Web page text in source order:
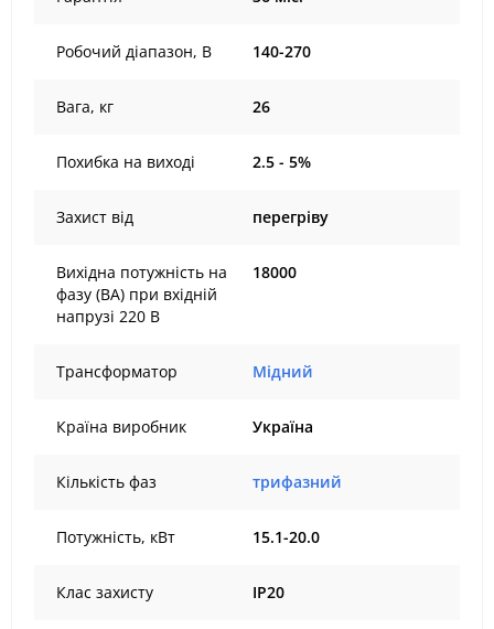
Робочий діапазон, В 140-270
Вага, кг 26
Похибка на виході 2.5 - 5%
Захист від перегріву
Вихідна потужність на
фазу (ВА) при вхідній
напрузі 220 В
18000
Трансформатор Мідний
Країна виробник Україна
Кількість фаз трифазний
Потужність, кВт 15.1-20.0
Клас захисту IP20